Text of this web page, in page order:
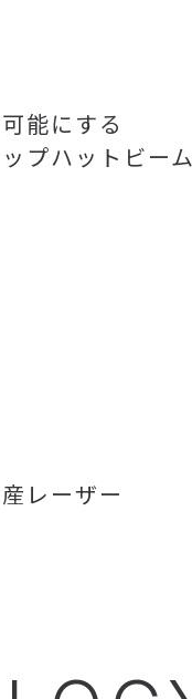
能にする
プハットビーム
レーザー